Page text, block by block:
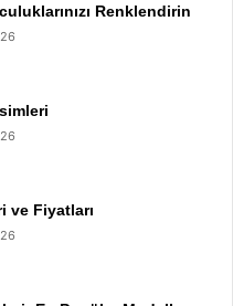
Renklendirin
ve Fiyatları